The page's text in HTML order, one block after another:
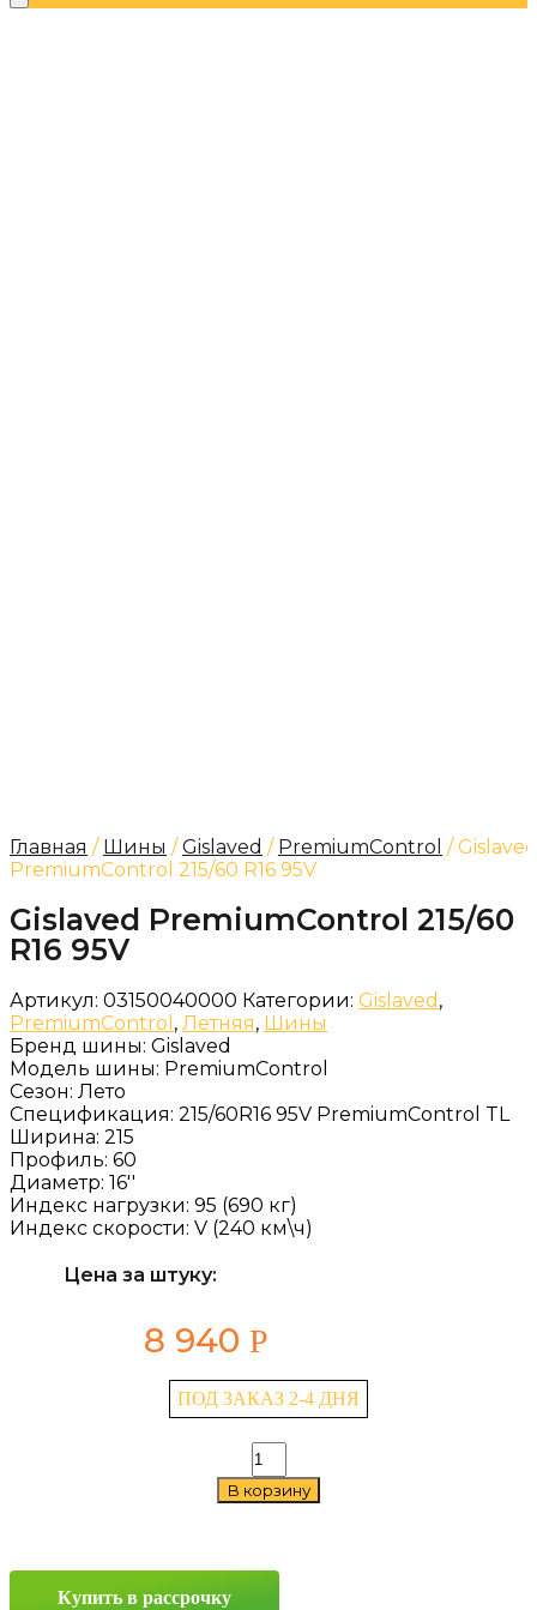
Главная / Шины /Gislaved / PremiumControl / Gislaved
PremiumControl 215/60 R16 95V
Gislaved PremiumControl 215/60
R16 95V
Артикул: 03150040000 Категории: Gislaved ,
PremiumControl , Летняя, Шины
Бренд шины: Gislaved
Модель шины: PremiumControl
Сезон: Лето
Спецификация: 215/60R16 95V PremiumControl TL
Ширина: 215
Профиль: 60
Диаметр: 16''
Индекс нагрузки: 95 (690 кг)
Индекс скорости: V (240 км\ч)
Цена за штуку:
8 940 Р
ПОД ЗАКАЗ 2-4 ДНЯ
Количество
товара
Gislaved
95V
В корзину
Купить в рассрочку